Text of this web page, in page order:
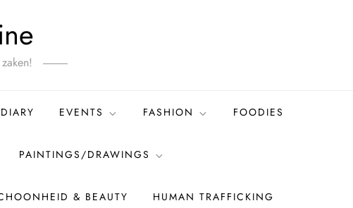
DIARY EVENTS FASHION FOODIES
PAINTINGS/DRAWINGS
& BEAUTY HUMAN TRAFFICKING